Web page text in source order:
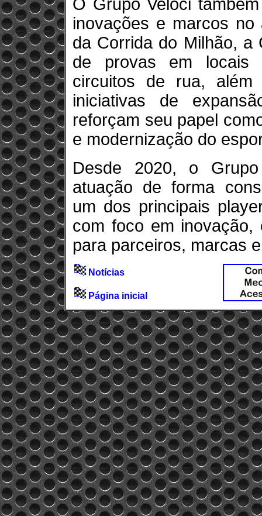
O Grupo Veloci
inovações e marcos no
da Corrida do Milhão, a
de provas em locais
circuitos de rua,
iniciativas de
reforçam seu papel
e modernização do
Desde 2020, o
atuação de forma
um dos principais
com foco em
para parceiros, marcas
Notícias
Página inicial